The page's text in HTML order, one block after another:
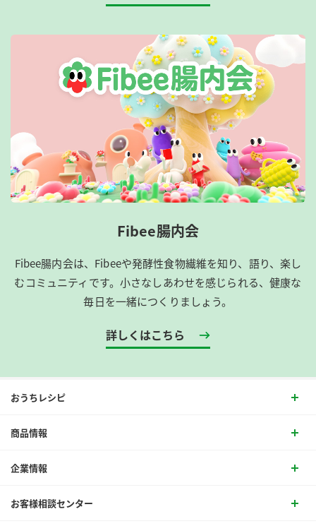
Fibee腸内会
Fibee腸内会は、​Fibeeや発酵性食物繊維を知り、語り、楽し
むコミュニティです。​小さなしあわせを感じられる、健康な
毎日を一緒につくりましょう。
詳しくはこちら
おうちレシピ
商品情報
企業情報
お客様相談センター